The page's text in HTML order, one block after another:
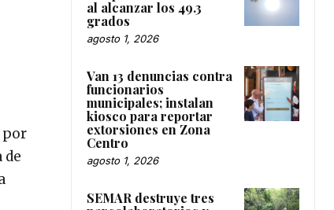
por
de
al alcanzar los 49.3
grados
agosto 1, 2026
Van 13 denuncias contra
funcionarios
municipales; instalan
kiosco para reportar
extorsiones en Zona
Centro
agosto 1, 2026
SEMAR destruye tres